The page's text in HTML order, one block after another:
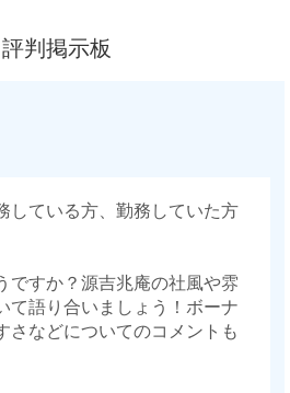
判掲示板
している方、勤務していた方
ですか？源吉兆庵の社風や雰
て語り合いましょう！ボーナ
さなどについてのコメントも